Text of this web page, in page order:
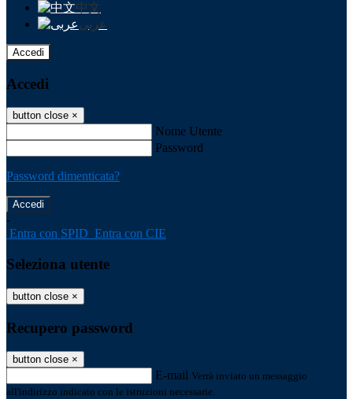
中文
عربى
Accedi
Accedi
button close ×
Nome Utente
Password
Password dimenticata?
-
Entra con SPID Entra con CIE
Seleziona utente
button close ×
Recupero password
button close ×
E-mail Verrà inviato un messaggio
all'indirizzo indicato con le istruzioni necessarie.